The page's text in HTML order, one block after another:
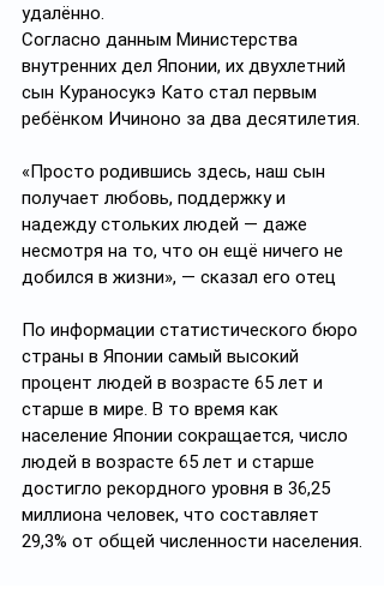
удалённо.
Согласно данным Министерства
внутренних дел Японии, их двухлетний
сын Кураносукэ Като стал первым
ребёнком Ичиноно за два десятилетия.
«Просто родившись здесь, наш сын
получает любовь, поддержку и
надежду стольких людей — даже
несмотря на то, что он ещё ничего не
добился в жизни», — сказал его отец
По информации статистического бюро
страны в Японии самый высокий
процент людей в возрасте 65 лет и
старше в мире. В то время как
население Японии сокращается, число
людей в возрасте 65 лет и старше
достигло рекордного уровня в 36,25
миллиона человек, что составляет
29,3% от общей численности населения.